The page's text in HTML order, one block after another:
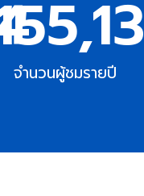
จำนวนผู้ชมรายปี